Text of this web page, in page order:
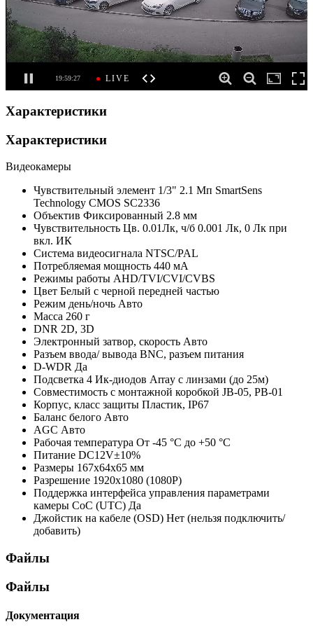
Характеристики
Характеристики
Видеокамеры
Чувствительный элемент 1/3" 2.1 Мп SmartSens
Technology CMOS SC2336
Объектив Фиксированный 2.8 мм
Чувствительность Цв. 0.01Лк, ч/б 0.001 Лк, 0 Лк при
вкл. ИК
Система видеосигнала NTSC/PAL
Потребляемая мощность 440 мА
Режимы работы AHD/TVI/CVI/CVBS
Цвет Белый с черной передней частью
Режим день/ночь Авто
Масса 260 г
DNR 2D, 3D
Электронный затвор, скорость Авто
Разъем ввода/ вывода BNC, разъем питания
D-WDR Да
Подсветка 4 Ик-диодов Array c линзами (до 25м)
Совместимость с монтажной коробкой JB-05, PB-01
Корпус, класс защиты Пластик, IP67
Баланс белого Авто
AGC Авто
Рабочая температура От -45 °С до +50 °С
Питание DC12V±10%
Размеры 167х64х65 мм
Разрешение 1920х1080 (1080P)
Поддержка интерфейса управления параметрами
камеры CoC (UTC) Да
Джойстик на кабеле (OSD) Нет (нельзя подключить/
добавить)
Файлы
Файлы
Документация